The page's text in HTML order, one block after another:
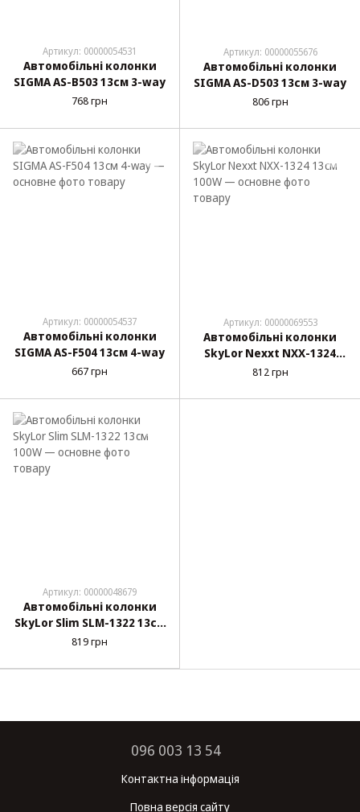
Артикул: 00000054531
Автомобільні колонки
SIGMA AS-B503 13см 3-way
768 грн
Артикул: 00000055676
Автомобільні колонки
SIGMA AS-D503 13см 3-way
806 грн
Артикул: 00000054537
Автомобільні колонки
SIGMA AS-F504 13см 4-way
667 грн
Артикул: 00000069553
Автомобільні колонки
SkyLor Nexxt NXX-1324
13см 100W
812 грн
Артикул: 00000048679
Автомобільні колонки
SkyLor Slim SLM-1322 13см
100W
819 грн
096 003 13 54
Контактна інформація
Повна версія сайту